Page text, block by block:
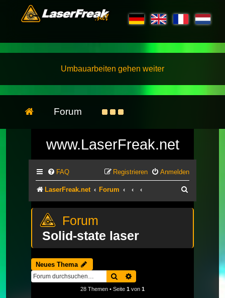
Umbauarbeiten gehen weiter
Forum
www.LaserFreak.net
FAQ Anmelden
Registrieren
LaserFreak.net Forum
Solid-state laser
Neues Thema
Suche
28 Themen • Seite 1 von 1